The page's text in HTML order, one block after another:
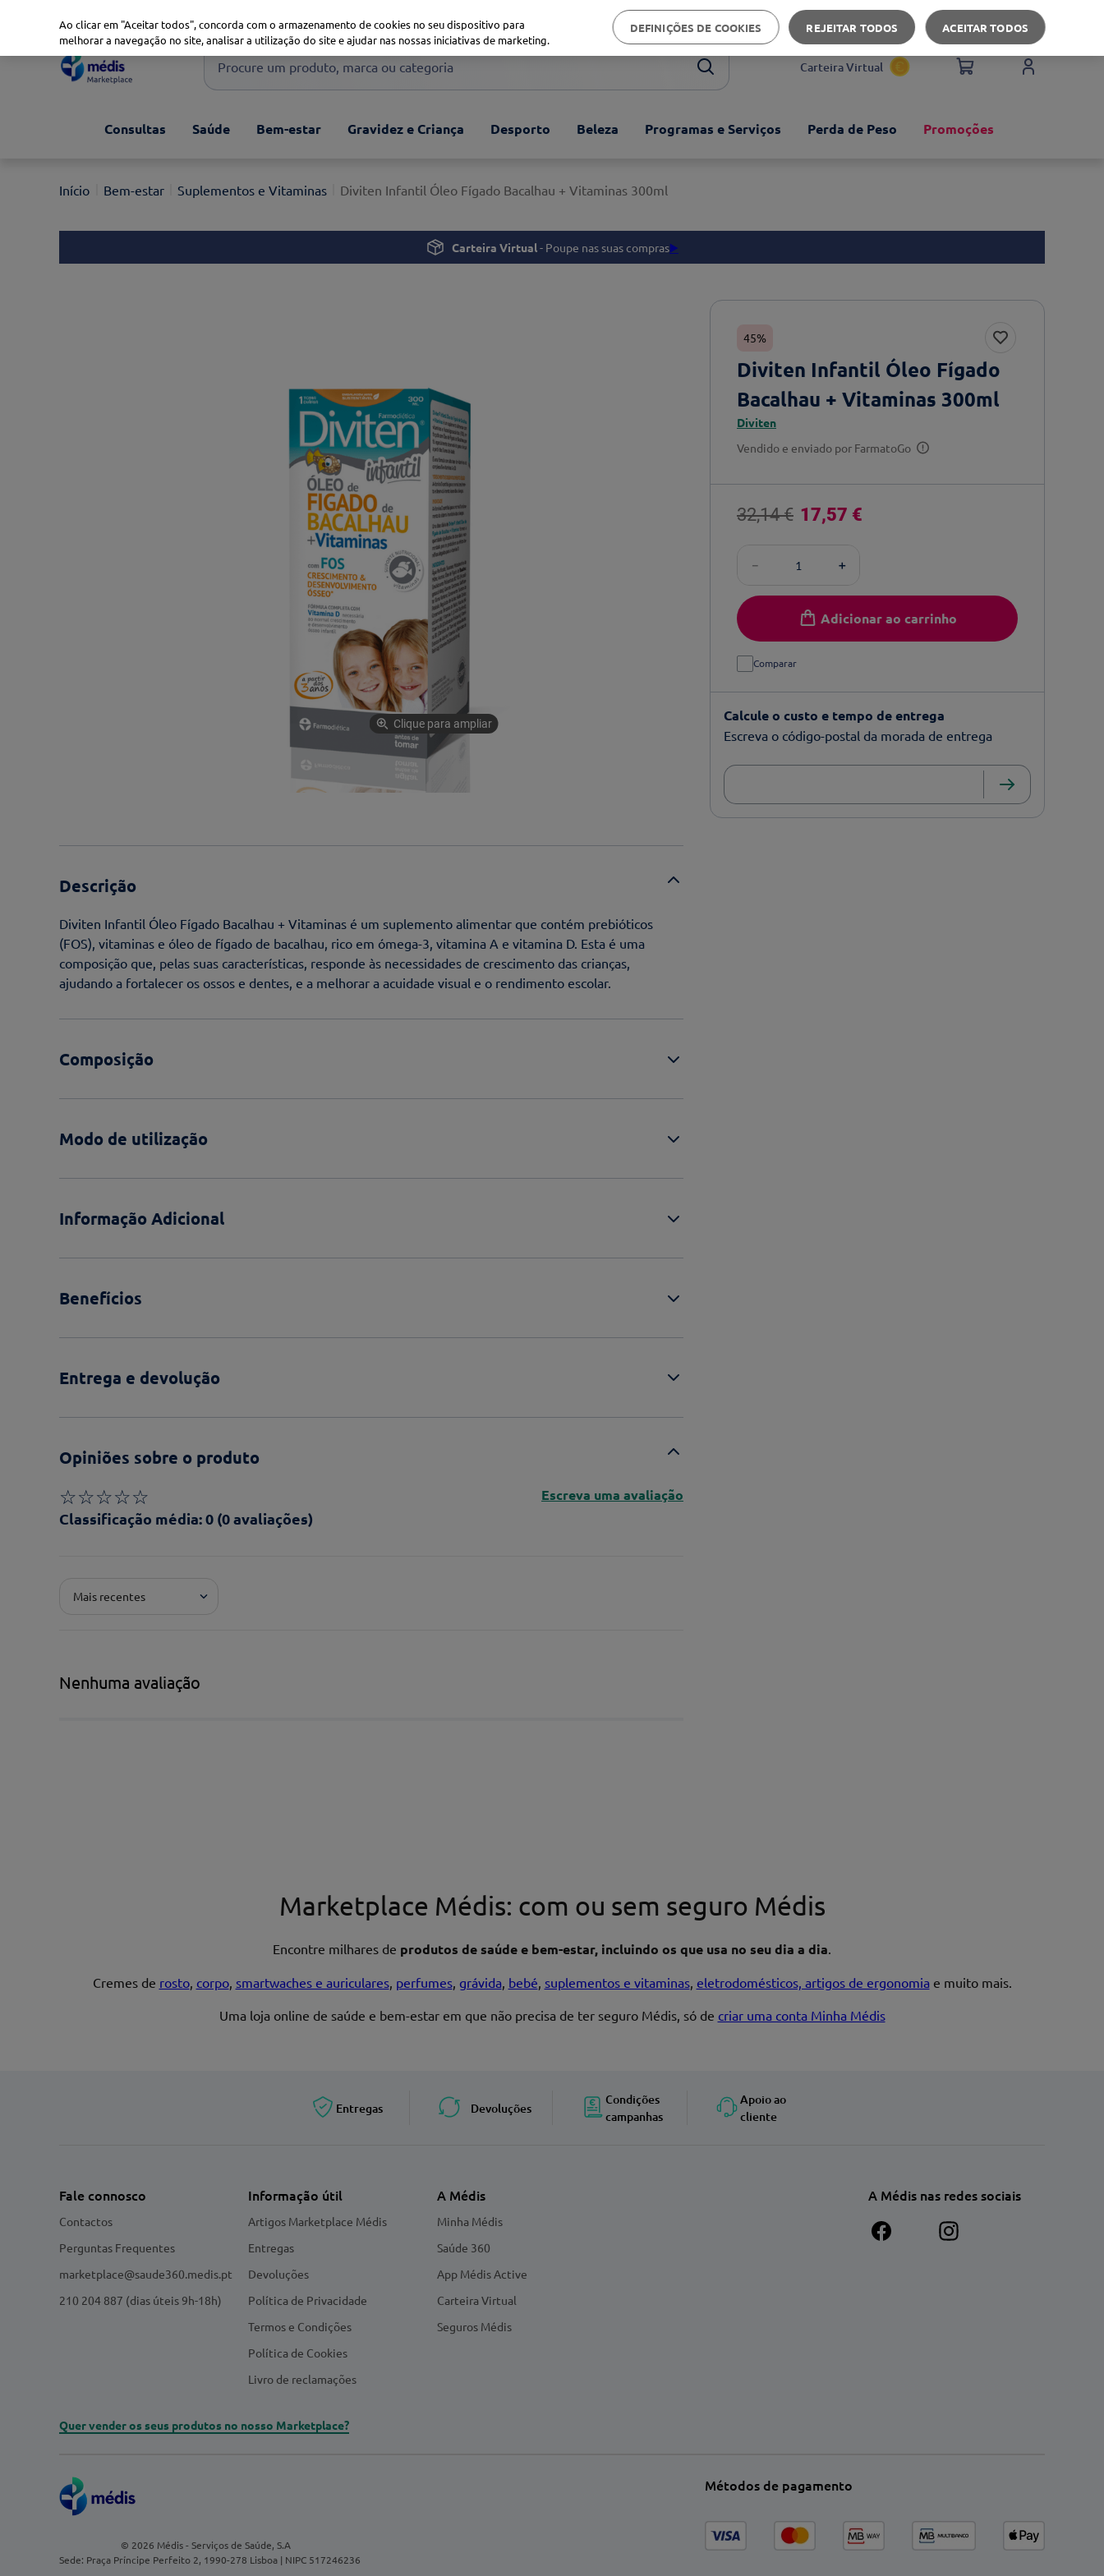
Apoio ao cliente
Procure um produto, marca ou categoria
1º xiaomi
3º now
Carteira Virtual
Consultas Saúde Bem-estar Gravidez e Criança Desporto Beleza Programas e Serviços Perda de Peso Promoções
Bem-estar Suplementos e Vitaminas Diviten Infantil Óleo Fígado Bacalhau + Vitaminas 300ml
Carteira Virtual- Poupe nas suas compras▶️
Clique para ampliar
Descrição
Diviten Infantil Óleo Fígado Bacalhau + Vitaminas é um suplemento alimentar que contém prebióticos
(FOS), vitaminas e óleo de fígado de bacalhau, rico em ómega-3, vitamina A e vitamina D. Esta é uma
composição que, pelas suas características, responde às necessidades de crescimento das crianças,
ajudando a fortalecer os ossos e dentes, e a melhorar a acuidade visual e o rendimento escolar.
Composição
Modo de utilização
Informação Adicional
Benefícios
Entrega e devolução
Opiniões sobre o produto
☆☆☆☆☆
Classificação média: 0 (0 avaliações)
Escreva uma avaliação
Pontuação*
Mais recentes
Nenhuma avaliação
45%
Diviten Infantil Óleo Fígado
Bacalhau + Vitaminas 300ml
Diviten
Vendido e enviado por FarmatoGo
32,14 € 17,57 €
＋
－
Adicionar ao carrinho
Comparar
Calcule o custo e tempo de entrega
Escreva o código-postal da morada de entrega
Marketplace Médis: com ou sem seguro Médis
Encontre milhares de produtos de saúde e bem-estar, incluindo os que usa no seu dia a dia.
Cremes de rosto, corpo, smartwaches e auriculares, perfumes, grávida, bebé, suplementos e vitaminas, eletrodomésticos, artigos de ergonomia e muito mais.
Uma loja online de saúde e bem-estar em que não precisa de ter seguro Médis, só de criar uma conta Minha Médis
Entregas Devoluções
Condições
campanhas
Apoio ao
cliente
Fale connosco
Contactos
Perguntas Frequentes
marketplace@saude360.medis.pt
210 204 887 (dias úteis 9h-18h)
Informação útil
Artigos Marketplace Médis
Entregas
Devoluções
Política de Privacidade
Termos e Condições
Política de Cookies
Livro de reclamações
A Médis
Minha Médis
Saúde 360
App Médis Active
Carteira Virtual
Seguros Médis
A Médis nas redes sociais
Quer vender os seus produtos no nosso Marketplace?
© 2026 Médis - Serviços de Saúde, S.A
Sede: Praça Príncipe Perfeito 2, 1990-278 Lisboa | NIPC 517246236
Métodos de pagamento
Ao clicar em "Aceitar todos", concorda com o armazenamento de cookies no seu dispositivo para
melhorar a navegação no site, analisar a utilização do site e ajudar nas nossas iniciativas de marketing.
DEFINIÇÕES DE COOKIES REJEITAR TODOS ACEITAR TODOS